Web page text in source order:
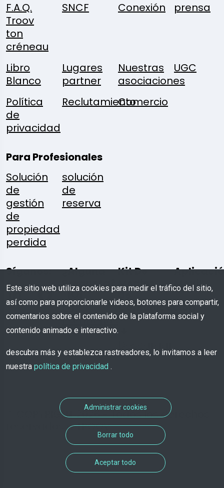
F.A.Q.
Troov
ton
créneau
SNCF Conexión prensa
Libro
Blanco
Lugares
partner
Nuestras
asociaciones
UGC
Política
de
privacidad
ReclutamientoComercio
Para Profesionales
Solución
de
gestión
de
propiedad
perdida
solución
de
reserva
Síganos:
¿Alguna
Pregunta?
Escríbenos
Kit De
Medios
De
Comunicación
Movil
© COPYRIGHT 2026 - Todos los derechos
reservados a TROOV
Este sitio web utiliza cookies para medir el tráfico del sitio,
así como para proporcionarle videos, botones para compartir,
comentarios sobre el contenido de la plataforma social y
contenido animado e interactivo.
descubra más y establezca rastreadores, lo invitamos a leer
nuestra política de privacidad .
Administrar cookies
Borrar todo
Aceptar todo